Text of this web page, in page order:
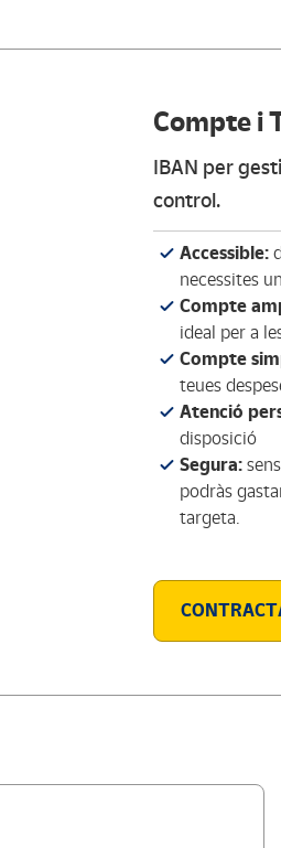
Compte i
IBAN per
control.
Accessible:
necessites
Compte
ideal per a
Compte
teues
Atenció
disposició
Segura:
podràs
targeta.